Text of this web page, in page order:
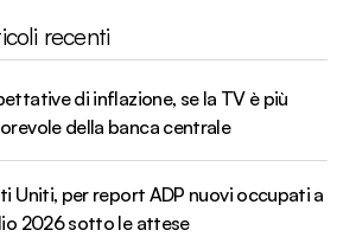
recenti
di inflazione, se la TV è più
della banca centrale
Uniti, per report ADP nuovi occupati a
2026 sotto le attese